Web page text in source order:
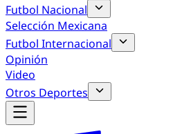
Futbol Nacional
Selección Mexicana
Futbol Internacional
Opinión
Video
Otros Deportes